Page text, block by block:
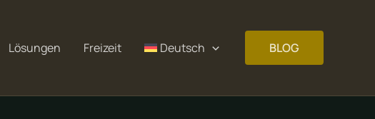
Lösungen Freizeit Deutsch BLOG